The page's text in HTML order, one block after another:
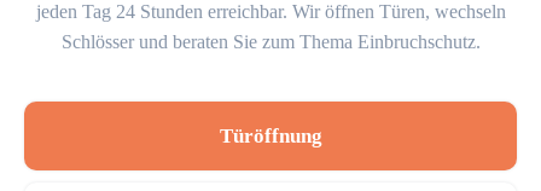
jeden Tag 24 Stunden erreichbar. Wir öffnen Türen, wechseln
Schlösser und beraten Sie zum Thema Einbruchschutz.
Türöffnung